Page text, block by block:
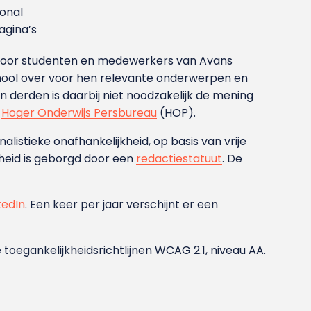
studenten en medewerkers van Avans
over voor hen relevante onderwerpen en
is daarbij niet noodzakelijk de mening
Hoger Onderwijs Persbureau (HOP).
onafhankelijkheid, op basis van vrije
is geborgd door een redactiestatuut. De
. Een keer per jaar verschijnt er een
WCAG 2.1, niveau AA.